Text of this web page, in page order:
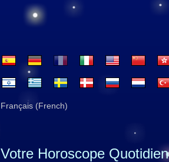
Français (French)
Votre Horoscope Quotidien